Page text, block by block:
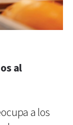
al
a los